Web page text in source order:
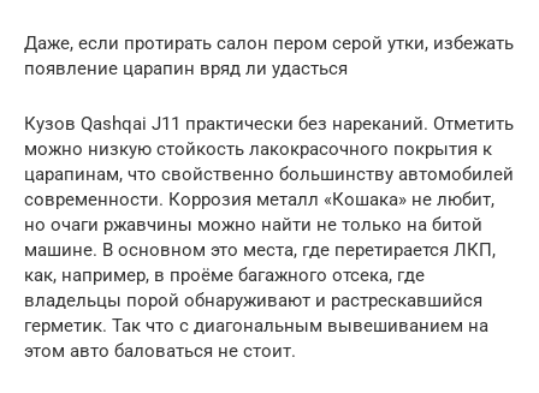
Даже, если протирать салон пером серой утки, избежать
появление царапин вряд ли удасться
Кузов Qashqai J11 практически без нареканий. Отметить
можно низкую стойкость лакокрасочного покрытия к
царапинам, что свойственно большинству автомобилей
современности. Коррозия металл «Кошака» не любит,
но очаги ржавчины можно найти не только на битой
машине. В основном это места, где перетирается ЛКП,
как, например, в проёме багажного отсека, где
владельцы порой обнаруживают и растрескавшийся
герметик. Так что с диагональным вывешиванием на
этом авто баловаться не стоит.